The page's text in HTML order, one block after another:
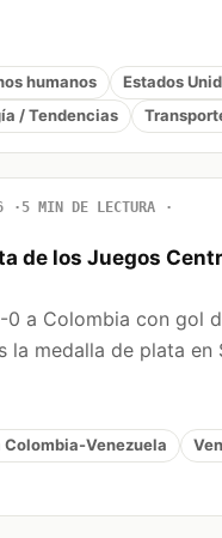
humanos
Estados
/ Tendencias
5 MIN DE LECTURA
de los Juegos
0 a Colombia con gol
la medalla de plata en
Colombia-Venezuela